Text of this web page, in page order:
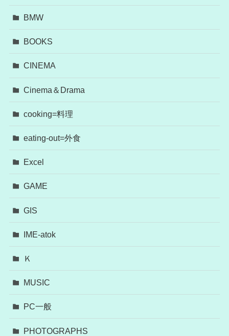
BMW
BOOKS
CINEMA
Cinema＆Drama
cooking=料理
eating-out=外食
Excel
GAME
GIS
IME-atok
Ｋ
MUSIC
PC一般
PHOTOGRAPHS